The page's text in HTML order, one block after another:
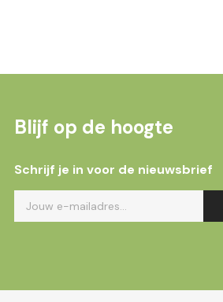
Blijf op de hoogte
Schrijf je in voor de nieuwsbrief